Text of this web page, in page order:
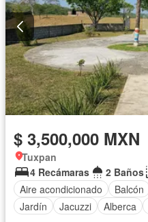
$ 3,500,000 MXN
Tuxpan
4 Recámaras
2 Baños
Aire acondicionado
Balcón
Jardín
Jacuzzi Alberca